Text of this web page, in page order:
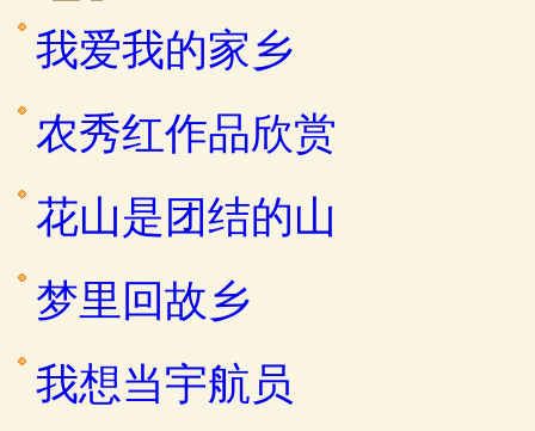
我爱我的家乡
农秀红作品欣赏
花山是团结的山
梦里回故乡
我想当宇航员